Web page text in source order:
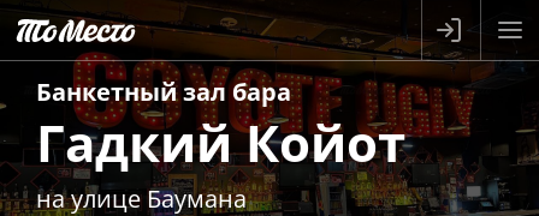
Банкетный залбара
Гадкий Койот
на улице Баумана